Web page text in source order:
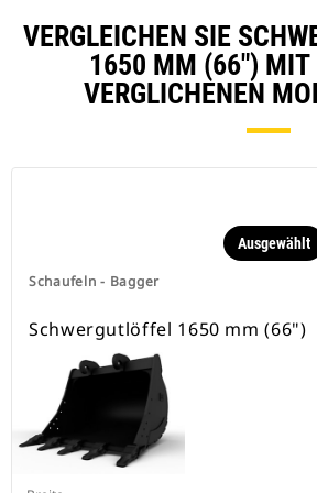
sind,
Spezielle CW-
besitzen eine
für alle Ketten-
VERGLEICHEN SIE
1650 MM (66") MIT
VERGLICHENEN
Schaufeln - Bagger
Ausgewählt
Schwergutlöffel 1650 mm (66")